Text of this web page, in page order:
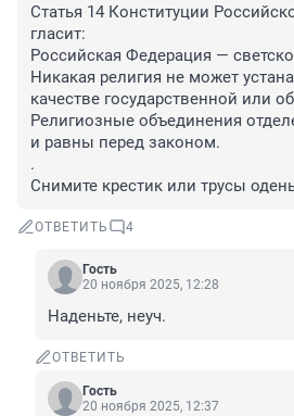
Статья 14 Конституции
гласит:
Российская Федерация —
Никакая религия не может
качестве государственной или
Религиозные объединения
и равны перед законом.
.
Снимите крестик или трусы
ОТВЕТИТЬ 4
Гость
20 ноября 2025, 12:28
Наденьте, неуч.
ОТВЕТИТЬ
Гость
20 ноября 2025, 12:37